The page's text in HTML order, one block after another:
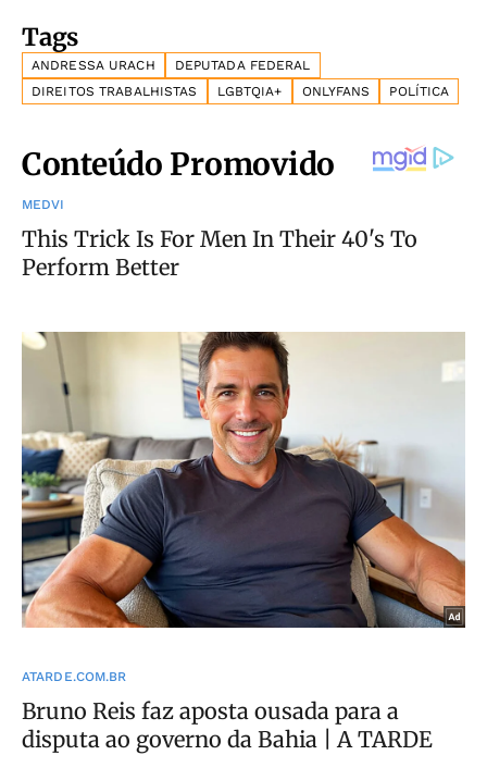
Tags
ANDRESSA URACH
DEPUTADA FEDERAL
DIREITOS TRABALHISTAS
LGBTQIA+ ONLYFANS POLÍTICA